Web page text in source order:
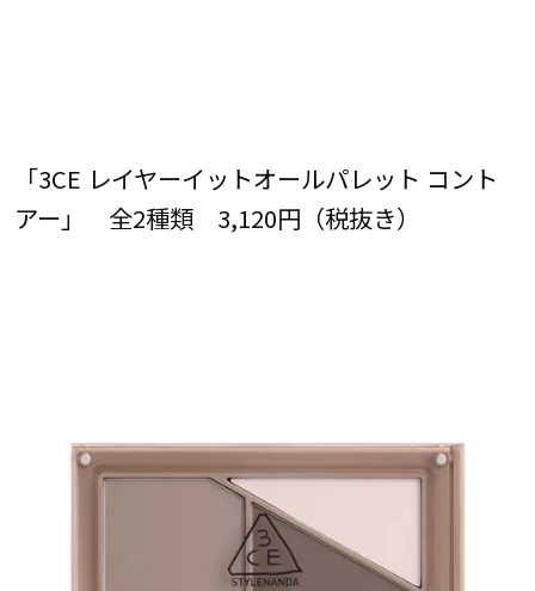
「3CE レイヤーイットオールパレット コント
アー」 全2種類 3,120円（税抜き）